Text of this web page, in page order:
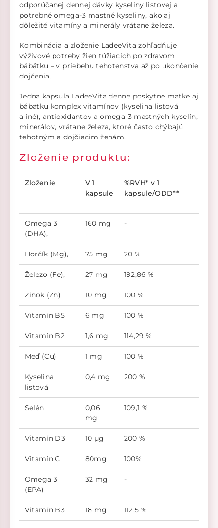
odporúčanej dennej dávky kyseliny listovej a
potrebné omega-3 mastné kyseliny, ako aj
dôležité vitamíny a minerály vrátane železa.
Kombinácia a zloženie LadeeVita zohľadňuje
výživové potreby žien túžiacich po zdravom
bábätku – v priebehu tehotenstva až po ukončenie
dojčenia.
Jedna kapsula LadeeVita denne poskytne matke aj
bábätku komplex vitamínov (kyselina listová
a iné), antioxidantov a omega-3 mastných kyselín,
minerálov, vrátane železa, ktoré často chýbajú
tehotným a dojčiacim ženám.
Zloženie produktu:
Zloženie
V 1
kapsule
%RVH* v 1
kapsule/ODD**
Omega 3
(DHA),
160 mg -
Horčík (Mg), 75 mg 20 %
Železo (Fe), 27 mg 192,86 %
Zinok (Zn) 10 mg 100 %
Vitamín B5 6 mg 100 %
Vitamín B2 1,6 mg 114,29 %
Meď (Cu) 1 mg 100 %
Kyselina
listová
0,4 mg 200 %
Selén
0,06
mg
109,1 %
Vitamín D3 10 µg 200 %
Vitamín C 80mg 100%
Omega 3
(EPA)
32 mg -
Vitamín B3 18 mg 112,5 %